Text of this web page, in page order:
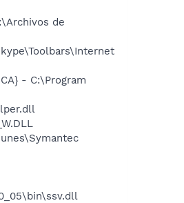
de
- C:\Program